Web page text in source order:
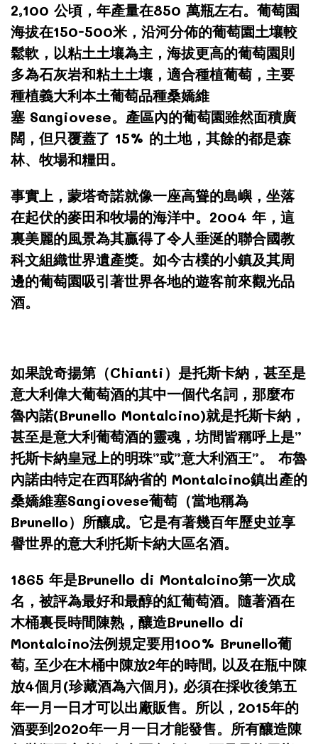
2,100 公頃，年產量在850 萬瓶左右。葡萄園
海拔在150-500米，沿河分佈的葡萄園土壤較
鬆軟，以粘土土壤為主，海拔更高的葡萄園則
多為石灰岩和粘土土壤，適合種植葡萄，主要
種植義大利本土葡萄品種桑嬌維
塞 Sangiovese。產區內的葡萄園雖然面積廣
闊，但只覆蓋了 15% 的土地，其餘的都是森
林、牧場和糧田。
事實上，蒙塔奇諾就像一座高聳的島嶼，坐落
在起伏的麥田和牧場的海洋中。2004 年，這
裏美麗的風景為其贏得了令人垂涎的聯合國教
科文組織世界遺產獎。如今古樸的小鎮及其周
邊的葡萄園吸引著世界各地的遊客前來觀光品
酒。
如果說奇揚第（Chianti）是托斯卡納，甚至是
意大利偉大葡萄酒的其中一個代名詞，那麼布
魯內諾(Brunello Montalcino)就是托斯卡納，
甚至是意大利葡萄酒的靈魂，坊間皆稱呼上是”
托斯卡納皇冠上的明珠”或”意大利酒王”。 布魯
內諾由特定在西耶納省的 Montalcino鎮出產的
桑嬌維塞Sangiovese葡萄（當地稱為
Brunello）所釀成。它是有著幾百年歷史並享
譽世界的意大利托斯卡納大區名酒。
1865 年是Brunello di Montalcino第一次成
名，被評為最好和最醇的紅葡萄酒。隨著酒在
木桶裏長時間陳熟，釀造Brunello di
Montalcino法例規定要用100% Brunello葡
萄, 至少在木桶中陳放2年的時間, 以及在瓶中陳
放4個月(珍藏酒為六個月), 必須在採收後第五
年一月一日才可以出廠販售。所以，2015年的
酒要到2020年一月一日才能發售。所有釀造陳